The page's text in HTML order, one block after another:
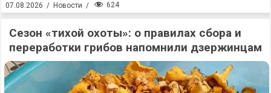
07.08.2026 / Новости / 624
Сезон «тихой охоты»: о правилах сбора и
переработки грибов напомнили дзержинцам